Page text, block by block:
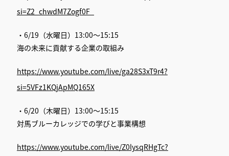
si=Z2_chwdM7Zogf0F_
・6/19（水曜日）13:00～15:15
海の未来に貢献する企業の取組み
https://www.youtube.com/live/ga28S3xT9r4?
si=5VFz1KQjApMQ165X
・6/20（木曜日）13:00～15:15
対馬ブルーカレッジでの学びと事業構想
https://www.youtube.com/live/Z0lysqRHgTc?